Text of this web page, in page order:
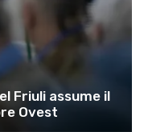
Friuli assume il
Ovest